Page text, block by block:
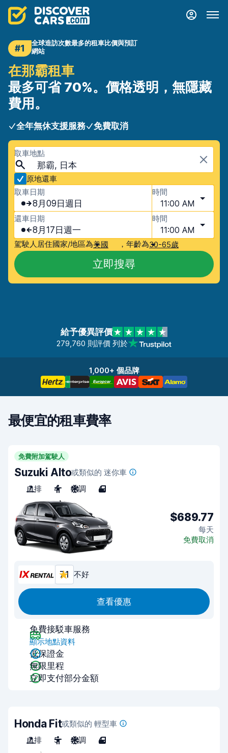
#1
全球造訪次數最多的租車比價與預訂
網站
在那霸租車
最多可省 70%。價格透明，無隱藏
費用。
全年無休支援服務 免費取消
取車地點
那霸, 日本
原地還車
取車日期
8月09日週日
時間
11:00 AM
還車日期
8月17日週一
時間
11:00 AM
駕駛人居住國家/地區為美國 ， 年齡為30-65歲
立即搜尋
給予優異評價
279,760 則評價 列於
1,000+ 個品牌
最便宜的租車費率
免費附加駕駛人
Suzuki Alto或類似的 迷你車
自排
4 空調 4
$689.77
每天
免費取消
7.1 不好
查看優惠
免費接駁車服務
顯示地點資料
低保證金
無限里程
立即支付部分金額
Honda Fit或類似的 輕型車
自排
5 空調 4